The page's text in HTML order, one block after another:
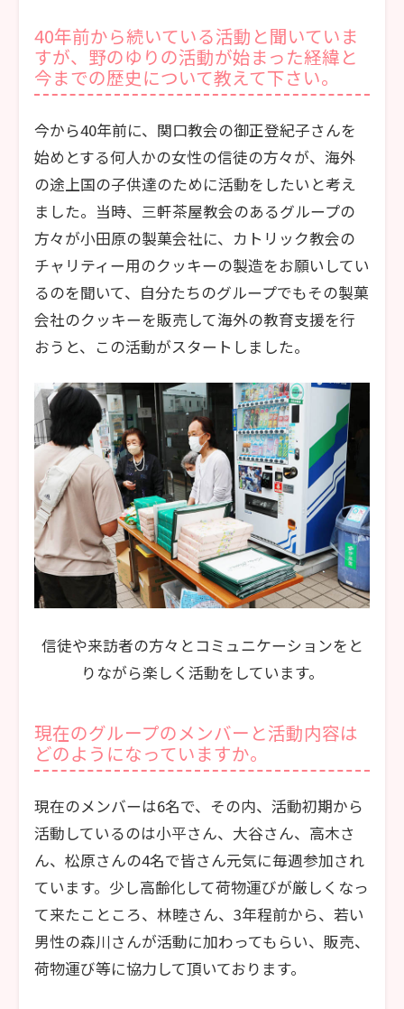
40年前から続いている活動と聞いていま
すが、野のゆりの活動が始まった経緯と
今までの歴史について教えて下さい。
今から40年前に、関口教会の御正登紀子さんを
始めとする何人かの女性の信徒の方々が、海外
の途上国の子供達のために活動をしたいと考え
ました。当時、三軒茶屋教会のあるグループの
方々が小田原の製菓会社に、カトリック教会の
チャリティー用のクッキーの製造をお願いしてい
るのを聞いて、自分たちのグループでもその製菓
会社のクッキーを販売して海外の教育支援を行
おうと、この活動がスタートしました。
信徒や来訪者の方々とコミュニケーションをと
りながら楽しく活動をしています。
現在のグループのメンバーと活動内容は
どのようになっていますか。
現在のメンバーは6名で、その内、活動初期から
活動しているのは小平さん、大谷さん、高木さ
ん、松原さんの4名で皆さん元気に毎週参加され
ています。少し高齢化して荷物運びが厳しくなっ
て来たこところ、林睦さん、3年程前から、若い
男性の森川さんが活動に加わってもらい、販売、
荷物運び等に協力して頂いております。